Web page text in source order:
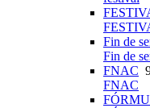
Fin de
Fin de
FNAC
FNAC